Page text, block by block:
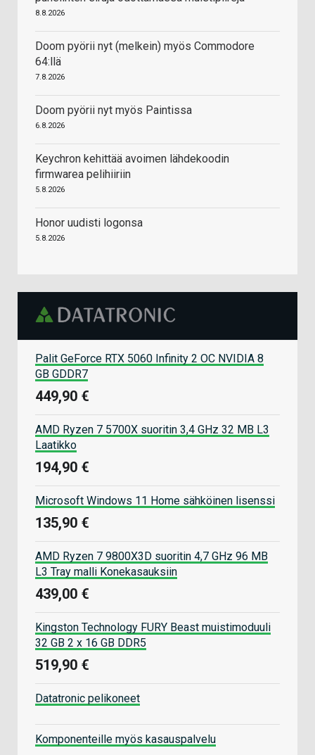
8.8.2026
Doom pyörii nyt (melkein) myös Commodore
64:llä
7.8.2026
Doom pyörii nyt myös Paintissa
6.8.2026
Keychron kehittää avoimen lähdekoodin
firmwarea pelihiiriin
5.8.2026
Honor uudisti logonsa
5.8.2026
Palit GeForce RTX 5060 Infinity 2 OC NVIDIA 8
GB GDDR7
449,90 €
AMD Ryzen 7 5700X suoritin 3,4 GHz 32 MB L3
Laatikko
194,90 €
Microsoft Windows 11 Home sähköinen lisenssi
135,90 €
AMD Ryzen 7 9800X3D suoritin 4,7 GHz 96 MB
L3 Tray malli Konekasauksiin
439,00 €
Kingston Technology FURY Beast muistimoduuli
32 GB 2 x 16 GB DDR5
519,90 €
Datatronic pelikoneet
Komponenteille myös kasauspalvelu